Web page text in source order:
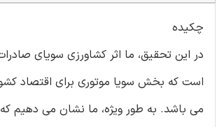
چکیده
در این تحقیق، ما اثر کشاورزی سویای
است که بخش سویا موتوری برای اقتصاد